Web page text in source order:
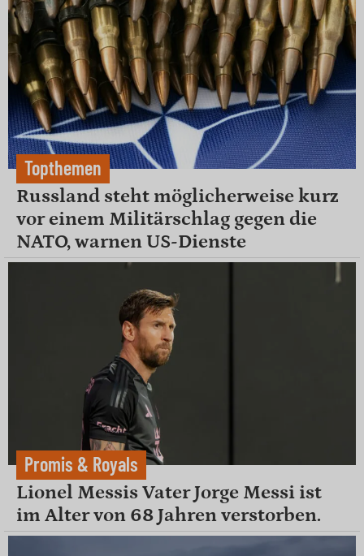
Topthemen
Russland steht möglicherweise kurz
vor einem Militärschlag gegen die
NATO, warnen US-Dienste
Promis & Royals
Lionel Messis Vater Jorge Messi ist
im Alter von 68 Jahren verstorben.